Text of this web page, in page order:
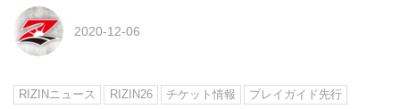
2020-12-06
RIZINニュース RIZIN26 チケット情報 プレイガイド先行